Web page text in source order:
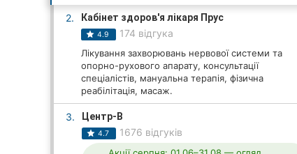
Приватні клініки
Всі рубрики
2. Кабінет здоров'я лікаря Прус
4.9 174 відгука
Лікування захворювань нервової системи та
опорно-рухового апарату, консультації
спеціалістів, мануальна терапія, фізична
реабілітація, масаж.
3. Центр-B
4.7 1676 відгуків